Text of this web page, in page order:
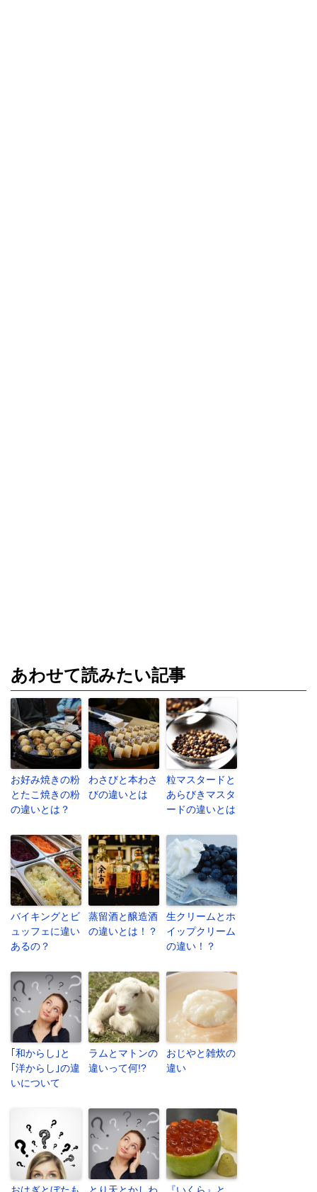
あわせて読みたい記事
お好み焼きの粉
とたこ焼きの粉
の違いとは？
わさびと本わさ
びの違いとは
粒マスタードと
あらびきマスタ
ードの違いとは
バイキングとビ
ュッフェに違い
あるの？
蒸留酒と醸造酒
の違いとは！？
生クリームとホ
イップクリーム
の違い！？
｢和からし｣と
｢洋からし｣の違
いについて
ラムとマトンの
違いって何!?
おじやと雑炊の
違い